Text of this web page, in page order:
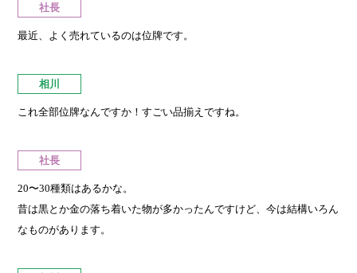
社長
最近、よく売れているのは位牌です。
相川
これ全部位牌なんですか！すごい品揃えですね。
社長
20〜30種類はあるかな。
昔は黒とか金の落ち着いた物が多かったんですけど、今は結構いろん
なものがあります。